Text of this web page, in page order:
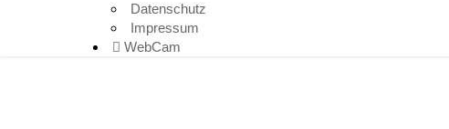
Datenschutz
Impressum
WebCam